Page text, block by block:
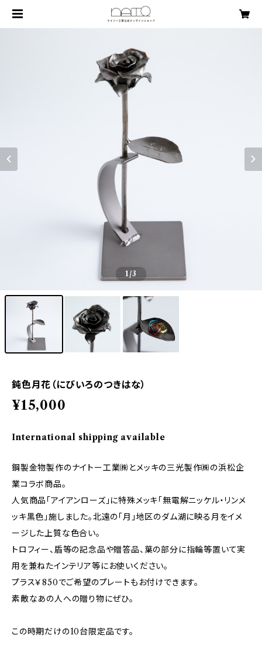
1/3
鈍色月花（にびいろのつきはな）
¥15,000
International shipping available
鋼製金物製作のナイトー工業㈱とメッキの三光製作㈱の浜松企
業コラボ商品。
人気商品「アイアンローズ」に特殊メッキ「無電解ニッケル・リンメ
ッキ黒色」施しました。北遠の「月」地区のダム湖に映る月をイメ
ージした上質な色合い。
トロフィー、盾等の記念品や贈答品、葉の部分に指輪等置いて実
用を兼ねたインテリア等にお使いください。
プラス￥850でご希望のプレートもお付けできます。
素敵なあの人への贈り物にぜひ。
この時期だけの10台限定品です。